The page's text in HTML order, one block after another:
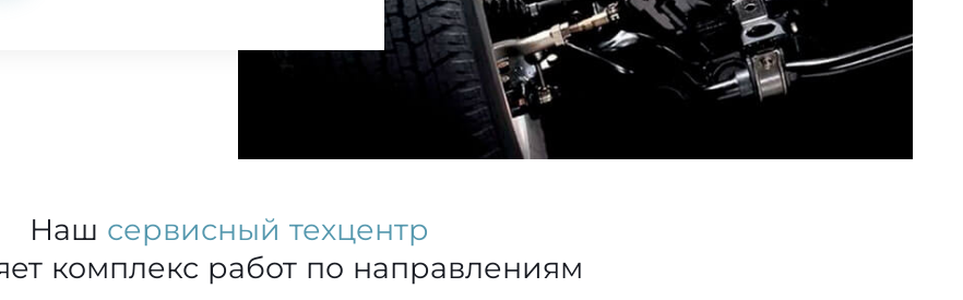
Наш сервисный техцентр
комплекс работ по направлениям